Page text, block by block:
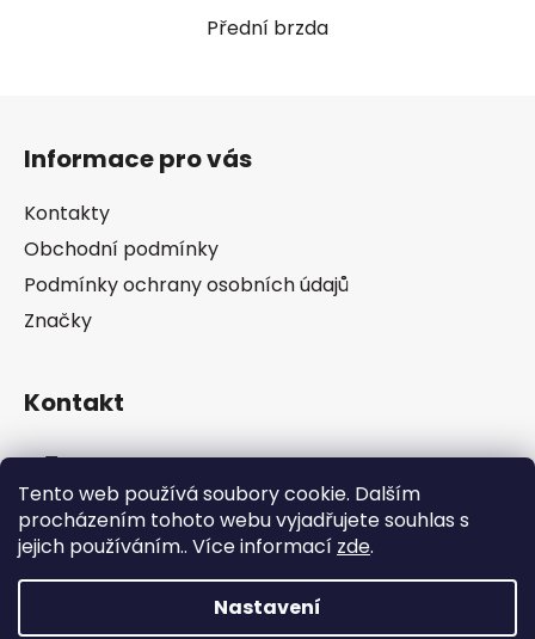
Tento web používá soubory cookie. Dalším
procházením tohoto webu vyjadřujete souhlas s
jejich používáním.. Více informací zde.
Nastavení
Přední brzda
Informace pro vás
Kontakty
Obchodní podmínky
Podmínky ochrany osobních údajů
Značky
Kontakt
info@pip-zevl.cz
605 871 228